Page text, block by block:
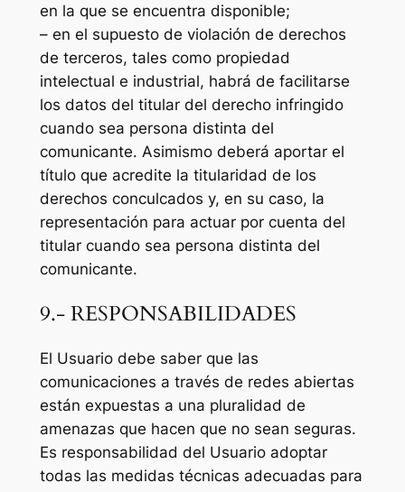
en la que se encuentra disponible;
– en el supuesto de violación de derechos
de terceros, tales como propiedad
intelectual e industrial, habrá de facilitarse
los datos del titular del derecho infringido
cuando sea persona distinta del
comunicante. Asimismo deberá aportar el
título que acredite la titularidad de los
derechos conculcados y, en su caso, la
representación para actuar por cuenta del
titular cuando sea persona distinta del
comunicante.
9.- RESPONSABILIDADES
El Usuario debe saber que las
comunicaciones a través de redes abiertas
están expuestas a una pluralidad de
amenazas que hacen que no sean seguras.
Es responsabilidad del Usuario adoptar
todas las medidas técnicas adecuadas para